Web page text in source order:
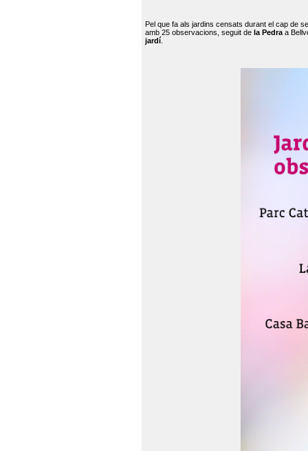
Pel que fa als jardins censats durant el cap de
amb 25 observacions, seguit de la Pedra a
jardí